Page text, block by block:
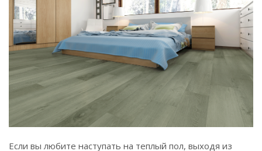
Если вы любите наступать на теплый пол, выходя из